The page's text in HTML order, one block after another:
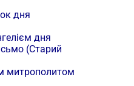
дня
дня
(Старий
митрополитом